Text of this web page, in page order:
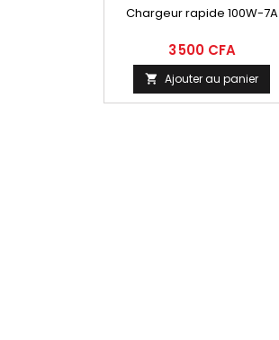
Chargeur rapide 100W-7A
3 500 CFA
 Ajouter au panier